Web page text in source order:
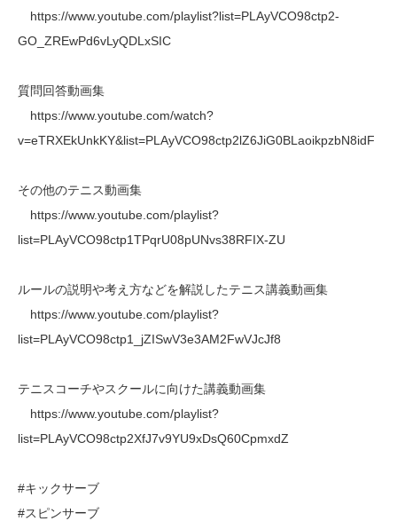
https://www.youtube.com/playlist?list=PLAyVCO98ctp2-
GO_ZREwPd6vLyQDLxSIC
質問回答動画集
https://www.youtube.com/watch?
v=eTRXEkUnkKY&list=PLAyVCO98ctp2lZ6JiG0BLaoikpzbN8idF
その他のテニス動画集
https://www.youtube.com/playlist?
list=PLAyVCO98ctp1TPqrU08pUNvs38RFIX-ZU
ルールの説明や考え方などを解説したテニス講義動画集
https://www.youtube.com/playlist?
list=PLAyVCO98ctp1_jZISwV3e3AM2FwVJcJf8
テニスコーチやスクールに向けた講義動画集
https://www.youtube.com/playlist?
list=PLAyVCO98ctp2XfJ7v9YU9xDsQ60CpmxdZ
#キックサーブ
#スピンサーブ